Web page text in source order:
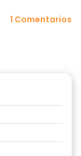
1 Comentarios